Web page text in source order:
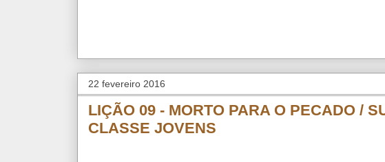
22 fevereiro 2016
LIÇÃO 09 - MORTO PARA O PECADO /
CLASSE JOVENS